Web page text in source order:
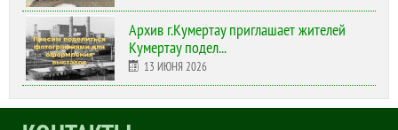
Архив г.Кумертау приглашает жителей
Кумертау подел...
13 ИЮНЯ 2026